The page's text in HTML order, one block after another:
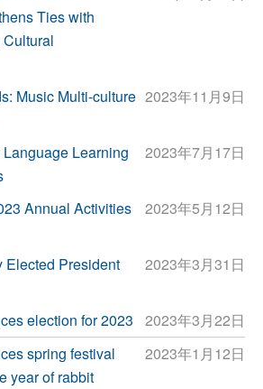
Ties with
Music Multi-culture 2023年11月9日
Learning
2023年7月17日
Annual Activities
2023年5月12日
Elected President
2023年3月31日
election for 2023
2023年3月22日
spring festival
year of rabbit
2023年1月12日